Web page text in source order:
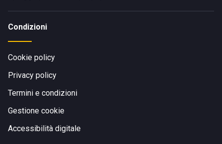
Condizioni
Cookie policy
Privacy policy
Termini e condizioni
Gestione cookie
Accessibilità digitale